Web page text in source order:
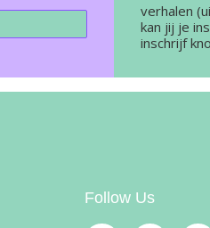
verhalen
kan jij je
inschrijf
Follow Us